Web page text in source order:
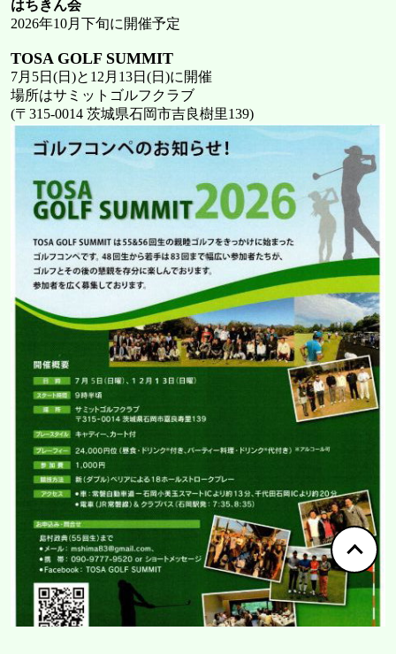
はちきん会
2026年10月下旬に開催予定
TOSA GOLF SUMMIT
7月5日(日)と12月13日(日)に開催
場所はサミットゴルフクラブ
(〒315-0014 茨城県石岡市吉良樹里139)